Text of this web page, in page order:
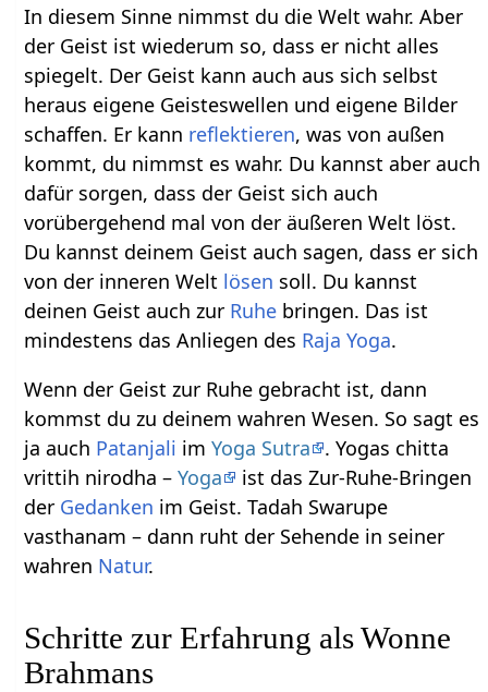
In diesem Sinne nimmst du die Welt wahr. Aber
der Geist ist wiederum so, dass er nicht alles
spiegelt. Der Geist kann auch aus sich selbst
heraus eigene Geisteswellen und eigene Bilder
schaffen. Er kann reflektieren, was von außen
kommt, du nimmst es wahr. Du kannst aber auch
dafür sorgen, dass der Geist sich auch
vorübergehend mal von der äußeren Welt löst.
Du kannst deinem Geist auch sagen, dass er sich
von der inneren Welt lösen soll. Du kannst
deinen Geist auch zur Ruhe bringen. Das ist
mindestens das Anliegen des Raja Yoga.
Wenn der Geist zur Ruhe gebracht ist, dann
kommst du zu deinem wahren Wesen. So sagt es
ja auch Patanjali imYoga Sutra
. Yogas chitta
vrittih nirodha –Yoga
ist das Zur-Ruhe-Bringen
der Gedanken im Geist. Tadah Swarupe
vasthanam – dann ruht der Sehende in seiner
wahren Natur.
Schritte zur Erfahrung als Wonne
Brahmans